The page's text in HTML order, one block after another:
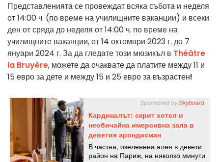
Представленията се провеждат всяка събота и неделя
от 14:00 ч. (по време на училищните ваканции) и всеки
ден от сряда до неделя от 14:00 ч. по време на
училищните ваканции, от 14 октомври 2023 г. до 7
януари 2024 г. За да гледате този мюзикъл в Théâtre
la Bruyère, можете да очаквате да платите между 11 и
15 евро за дете и между 15 и 25 евро за възрастен!